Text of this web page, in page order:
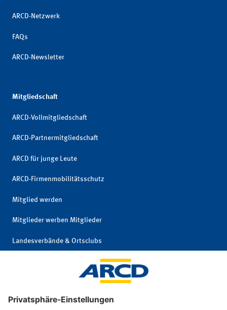
ARCD-Netzwerk
FAQs
ARCD-Newsletter
Mitgliedschaft
ARCD-Vollmitgliedschaft
ARCD-Partnermitgliedschaft
ARCD für junge Leute
ARCD-Firmenmobilitätsschutz
Mitglied werden
Mitglieder werben Mitglieder
Landesverbände & Ortsclubs